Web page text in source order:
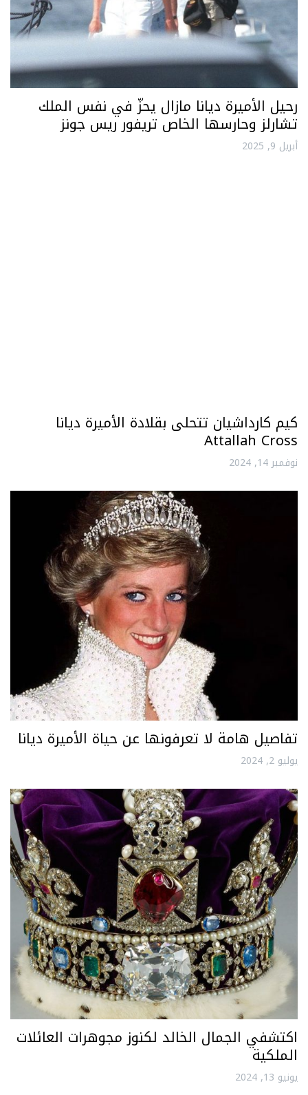
رحيل الأميرة ديانا مازال يحزّ في نفس الملك
تشارلز وحارسها الخاص تريفور ريس جونز
أبريل 9, 2025
كيم كارداشيان تتحلى بقلادة الأميرة ديانا
Attallah Cross
نوفمبر 14, 2024
تفاصيل هامة لا تعرفونها عن حياة الأميرة ديانا
يوليو 2, 2024
اكتشفي الجمال الخالد لكنوز مجوهرات العائلات
الملكية
يونيو 13, 2024